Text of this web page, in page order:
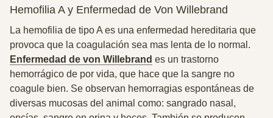
Hemofilia A y Enfermedad de Von Willebrand
La hemofilia de tipo A es una enfermedad hereditaria que
provoca que la coagulación sea mas lenta de lo normal.
Enfermedad de von Willebrand es un trastorno
hemorrágico de por vida, que hace que la sangre no
coagule bien. Se observan hemorragias espontáneas de
diversas mucosas del animal como: sangrado nasal,